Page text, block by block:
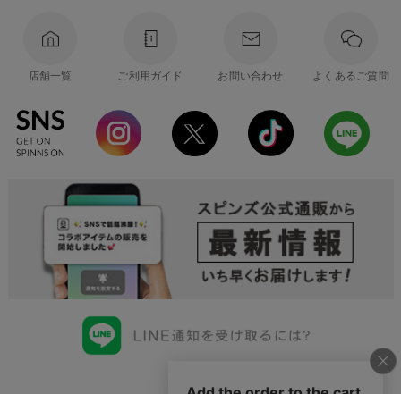
店舗一覧 ご利用ガイド お問い合わせ よくあるご質問